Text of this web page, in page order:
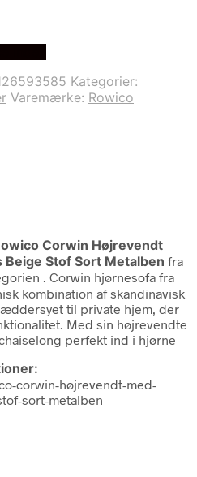
Kategorier:
Varemærke: Rowico
Corwin Højrevendt
Beige Stof Sort Metalben fra
. Corwin hjørnesofa fra
kombination af skandinavisk
til private hjem, der
Med sin højrevendte
perfekt ind i hjørne
corwin-højrevendt-med-
sort-metalben